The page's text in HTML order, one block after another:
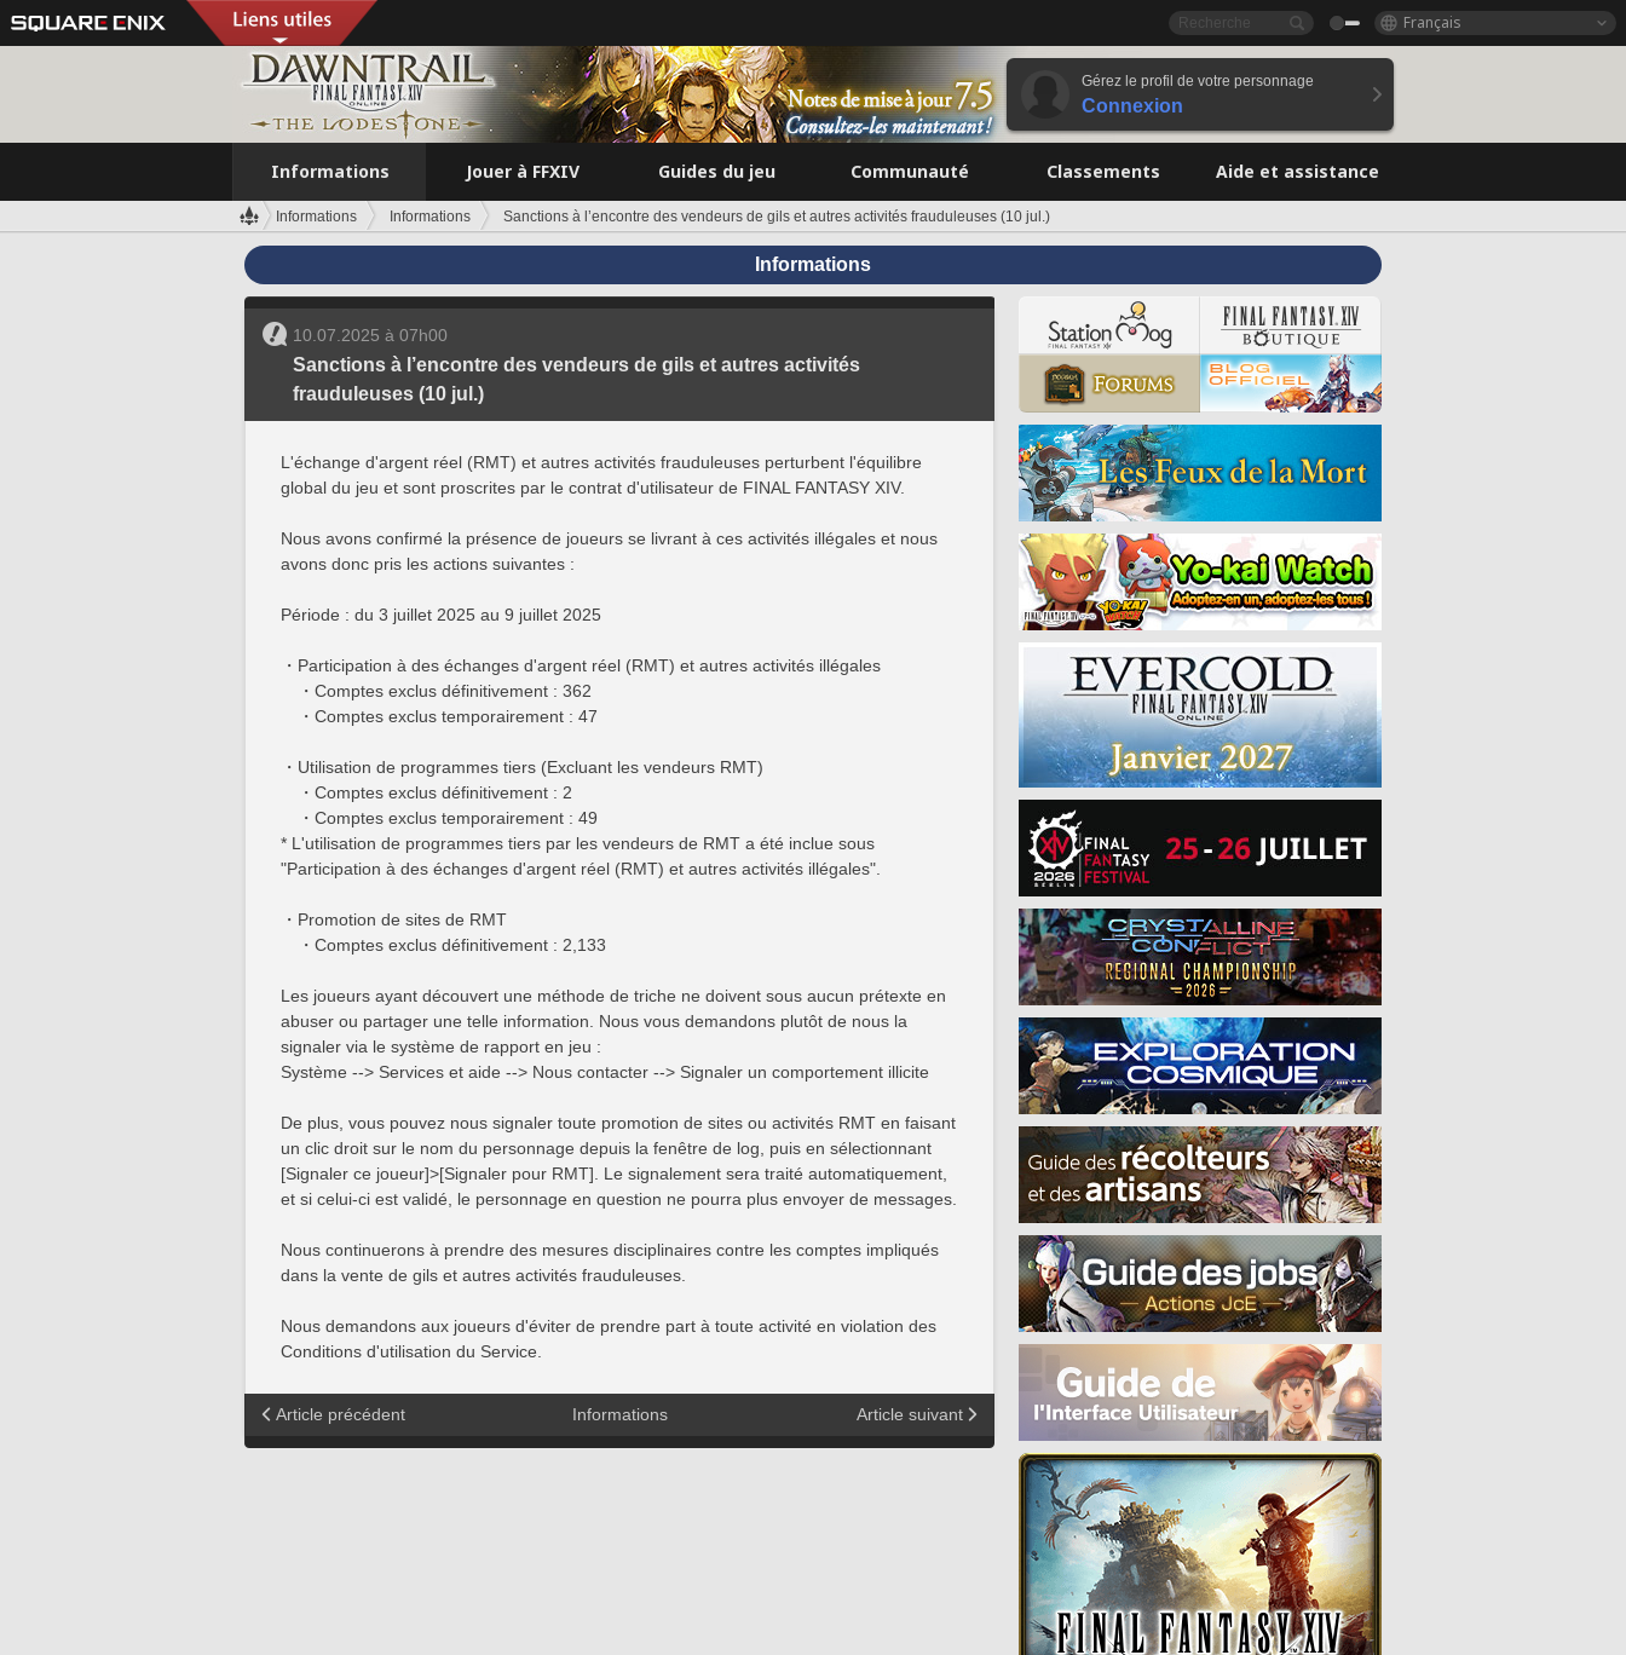
Français
Gérez le profil de votre personnage
Connexion
Informations Jouer à FFXIV Guides du jeu Communauté Classements Aide et assistance
Informations Informations Sanctions à l’encontre des vendeurs de gils et autres activités frauduleuses (10 jul.)
Informations
10.07.2025 à 07h00
Sanctions à l’encontre des vendeurs de gils et autres activités
frauduleuses (10 jul.)
L'échange d'argent réel (RMT) et autres activités frauduleuses perturbent l'équilibre
global du jeu et sont proscrites par le contrat d'utilisateur de FINAL FANTASY XIV.
Nous avons confirmé la présence de joueurs se livrant à ces activités illégales et nous
avons donc pris les actions suivantes :
Période : du 3 juillet 2025 au 9 juillet 2025
・Participation à des échanges d'argent réel (RMT) et autres activités illégales
・Comptes exclus définitivement : 362
・Comptes exclus temporairement : 47
・Utilisation de programmes tiers (Excluant les vendeurs RMT)
・Comptes exclus définitivement : 2
・Comptes exclus temporairement : 49
* L'utilisation de programmes tiers par les vendeurs de RMT a été inclue sous
"Participation à des échanges d'argent réel (RMT) et autres activités illégales".
・Promotion de sites de RMT
・Comptes exclus définitivement : 2,133
Les joueurs ayant découvert une méthode de triche ne doivent sous aucun prétexte en
abuser ou partager une telle information. Nous vous demandons plutôt de nous la
signaler via le système de rapport en jeu :
Système --> Services et aide --> Nous contacter --> Signaler un comportement illicite
De plus, vous pouvez nous signaler toute promotion de sites ou activités RMT en faisant
un clic droit sur le nom du personnage depuis la fenêtre de log, puis en sélectionnant
[Signaler ce joueur]>[Signaler pour RMT]. Le signalement sera traité automatiquement,
et si celui-ci est validé, le personnage en question ne pourra plus envoyer de messages.
Nous continuerons à prendre des mesures disciplinaires contre les comptes impliqués
dans la vente de gils et autres activités frauduleuses.
Nous demandons aux joueurs d'éviter de prendre part à toute activité en violation des
Conditions d'utilisation du Service.
Article précédent Informations Article suivant